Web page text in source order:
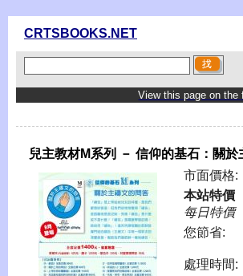
CRTSBOOKS.NET
View this page on the
兒主教材M系列 － 信仰的基石：關
市面價格:
本站特價
每日特價
您節省:
處理時間: